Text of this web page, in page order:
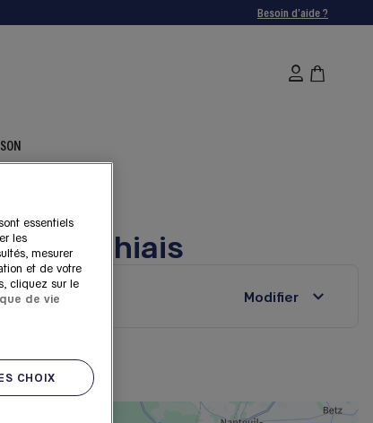
Besoin d'aide ?
à Thiais
Modifier
essentiels
les
mesurer
et de votre
cliquez sur le
de vie
CHOIX